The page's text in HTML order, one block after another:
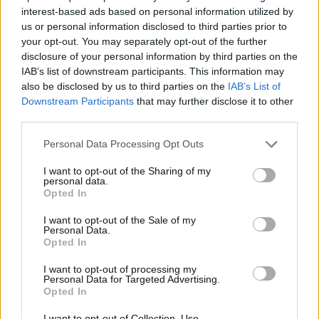
interest-based ads based on personal information utilized by
us or personal information disclosed to third parties prior to
your opt-out. You may separately opt-out of the further
disclosure of your personal information by third parties on the
IAB’s list of downstream participants. This information may
also be disclosed by us to third parties on the IAB’s List of
Downstream Participants that may further disclose it to other
Personal Data Processing Opt Outs
I want to opt-out of the Sharing of my
personal data.
Opted In
I want to opt-out of the Sale of my
Personal Data.
Opted In
I want to opt-out of processing my
Personal Data for Targeted Advertising.
Opted In
giri/min e una coppia di 9,3 Nm a 7.000 giri/min. Il
sistema di alimentazione è a iniezione elettronica e
rispetta la normativa Euro 5, con un consumo
dichiarato di circa 42 km/l. La velocità massima si
attesta a 85 km/h, adeguata sia per la guida urbana
che per brevi tratti autostradali.
Il telaio in acciaio con carenatura integrale
garantisce solidità e protezione, mentre le
monobraccio posteriore con ammortizzatori
regolabili – assicurano un comfort elevato anche su
dischi anteriori e posteriori da 260 e 240 mm
assicura una frenata efficace e sicura.
L’Agility 125 R16 Power Up è dotato di fari a LED,
doppio retrovisore, vano sottosella con chiave e